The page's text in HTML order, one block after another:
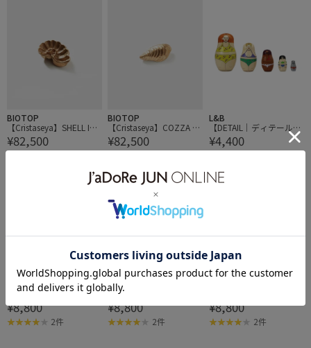
BIOTOP
【Cristaseya】SHELL INC
ENS HOLDER
¥82,500
BIOTOP
【Cristaseya】COZZA PA
PER WEIGHT
¥82,500
L&B
【DETAIL｜ディテール】
HAPPY HOT GIRLS ハッ
ピー ホット ガールズ
¥4,400
L&B
【ANDSPACE by TOUCH
U｜アンドスペースバイ
トウチュウ】Glass flowe
r short ガラスフラワー
¥8,800
2件
L&B
【ANDSPACE by TOUCH
U｜アンドスペースバイ
トウチュウ】Glass flowe
r short ガラスフラワー
¥8,800
2件
U｜アンドスペースバイ
トウチュウ】Glass flowe
r short ガラスフラワー
¥8,800
2件